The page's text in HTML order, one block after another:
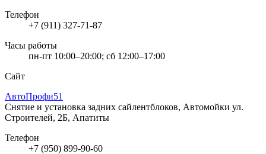
Телефон
+7 (911) 327-71-87
Часы работы
пн-пт 10:00–20:00; сб 12:00–17:00
Сайт
АвтоПрофи51
Снятие и установка задних сайлентблоков, Автомойки ул.
Строителей, 2Б, Апатиты
Телефон
+7 (950) 899-90-60